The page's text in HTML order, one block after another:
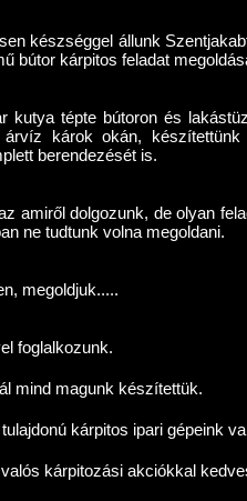
készséggel állunk
bútor kárpitos feladat
kutya tépte bútoron és
károk okán,
berendezését is.
amiről dolgozunk, de olyan
ne tudtunk volna megoldani.
megoldjuk.....
foglalkozunk.
mind magunk készítettük.
kárpitos ipari gépeink
kárpitozási akciókkal